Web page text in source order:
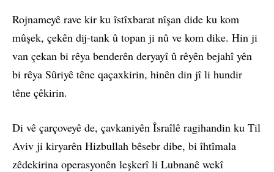
Rojnameyê rave kir ku îstîxbarat nîşan dide ku kom
mûşek, çekên dij-tank û topan ji nû ve kom dike. Hin ji
van çekan bi rêya benderên deryayî û rêyên bejahî yên
bi rêya Sûriyê têne qaçaxkirin, hinên din jî li hundir
têne çêkirin.
Di vê çarçoveyê de, çavkaniyên Îsraîlê ragihandin ku Til
Aviv ji kiryarên Hizbullah bêsebr dibe, bi îhtîmala
zêdekirina operasyonên leşkerî li Lubnanê wekî